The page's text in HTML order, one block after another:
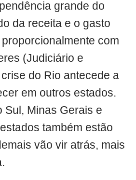
grande do
da receita e o gasto
com
(Judiciário e
do Rio antecede a
em outros estados.
Sul, Minas Gerais e
também estão
vão vir atrás, mais